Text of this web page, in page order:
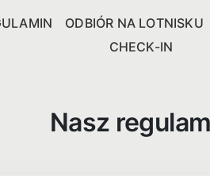
ODBIÓR NA LOTNISKU
CHECK-IN
Nasz